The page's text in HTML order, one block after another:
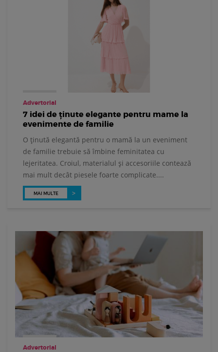
Advertorial
7 idei de ținute elegante pentru mame la
evenimente de familie
O ținută elegantă pentru o mamă la un eveniment
de familie trebuie să îmbine feminitatea cu
lejeritatea. Croiul, materialul și accesoriile contează
mai mult decât piesele foarte complicate....
MAI MULTE
Advertorial